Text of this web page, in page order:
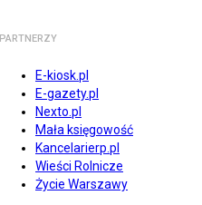
PARTNERZY
E-kiosk.pl
E-gazety.pl
Nexto.pl
Mała księgowość
Kancelarierp.pl
Wieści Rolnicze
Życie Warszawy